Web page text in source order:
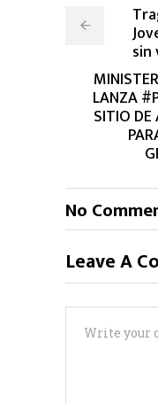
sin
LANZA
SITIO
No
Leave A